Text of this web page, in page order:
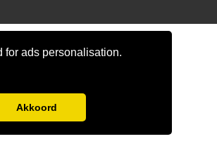
for ads personalisation.
Akkoord